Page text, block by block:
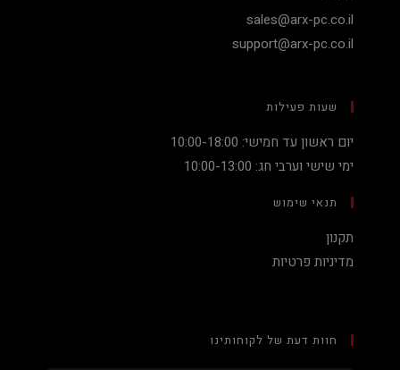
sales@arx-pc.co.il
support@arx-pc.co.il
שעות פעילות
יום ראשון עד חמישי: 10:00-18:00
ימי שישי וערבי חג: 10:00-13:00
תנאי שימוש
תקנון
מדיניות פרטיות
חוות דעת של לקוחותינו